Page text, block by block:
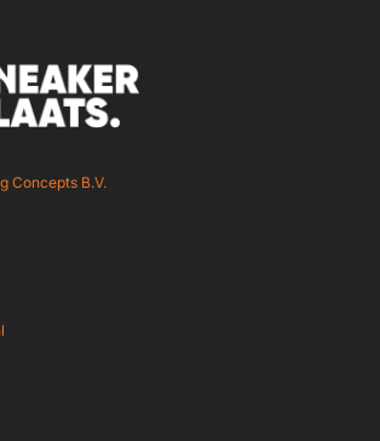
Concepts B.V.